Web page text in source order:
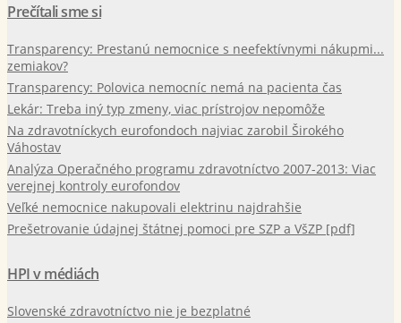
Prečítali sme si
Transparency: Prestanú nemocnice s neefektívnymi nákupmi...
zemiakov?
Transparency: Polovica nemocníc nemá na pacienta čas
Lekár: Treba iný typ zmeny, viac prístrojov nepomôže
Na zdravotníckych eurofondoch najviac zarobil Širokého
Váhostav
Analýza Operačného programu zdravotníctvo 2007-2013: Viac
verejnej kontroly eurofondov
Veľké nemocnice nakupovali elektrinu najdrahšie
Prešetrovanie údajnej štátnej pomoci pre SZP a VšZP [pdf]
HPI v médiách
Slovenské zdravotníctvo nie je bezplatné